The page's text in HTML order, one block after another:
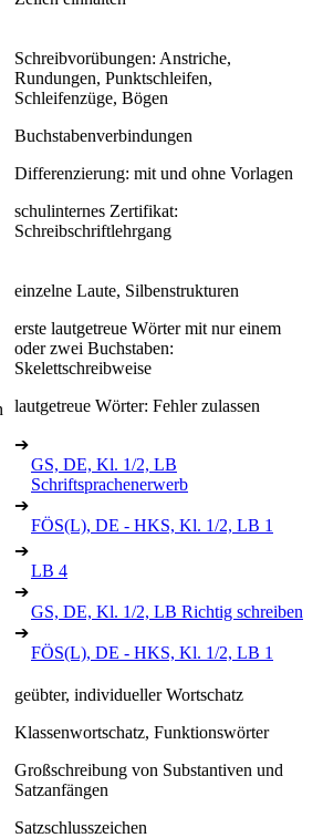
Schreibvorübungen: Anstriche,
Rundungen, Punktschleifen,
Schleifenzüge, Bögen
Buchstabenverbindungen
Differenzierung: mit und ohne Vorlagen
schulinternes Zertifikat:
Schreibschriftlehrgang
einzelne Laute, Silbenstrukturen
erste lautgetreue Wörter mit nur einem
oder zwei Buchstaben:
Skelettschreibweise
lautgetreue Wörter: Fehler zulassen
➔
GS, DE, Kl. 1/2, LB
Schriftsprachenerwerb
➔
FÖS(L), DE - HKS, Kl. 1/2, LB 1
➔
LB 4
➔
GS, DE, Kl. 1/2, LB Richtig schreiben
➔
FÖS(L), DE - HKS, Kl. 1/2, LB 1
geübter, individueller Wortschatz
Klassenwortschatz, Funktionswörter
Großschreibung von Substantiven und
Satzanfängen
Satzschlusszeichen